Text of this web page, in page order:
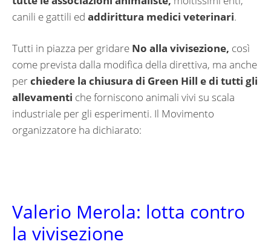
canili e gattili ed addirittura medici veterinari.
Tutti in piazza per gridare No alla vivisezione, così
come prevista dalla modifica della direttiva, ma anche
perchiedere la chiusura di Green Hill e di tutti gli
allevamenti che forniscono animali vivi su scala
industriale per gli esperimenti. Il Movimento
organizzatore ha dichiarato:
Valerio Merola: lotta contro
la vivisezione